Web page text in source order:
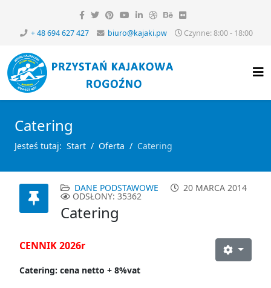
+ 48 694 627 427 biuro@kajaki.pw Czynne: 8:00 - 18:00
Catering
Jesteś tutaj: Start Oferta Catering
DANE PODSTAWOWE 20 MARCA 2014
ODSŁONY: 35362
Catering
CENNIK 2026r
Catering: cena netto + 8%vat